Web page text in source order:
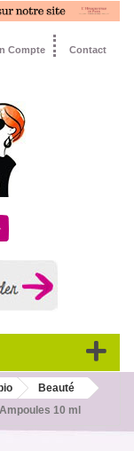
Contact
Compte
Beauté
10 ml